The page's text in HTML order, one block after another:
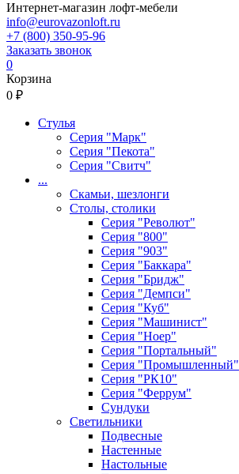
Интернет-магазин лофт-мебели
info@eurovazonloft.ru
+7 (800) 350-95-96
Заказать звонок
0
Корзина
0 ₽
Стулья
Серия "Марк"
Серия "Пекота"
Серия "Свитч"
...
Скамьи, шезлонги
Столы, столики
Серия "Револют"
Серия "800"
Серия "903"
Серия "Баккара"
Серия "Бридж"
Серия "Демпси"
Серия "Куб"
Серия "Машинист"
Серия "Ноер"
Серия "Портальный"
Серия "Промышленный"
Серия "РК10"
Серия "Феррум"
Сундуки
Светильники
Подвесные
Настенные
Настольные